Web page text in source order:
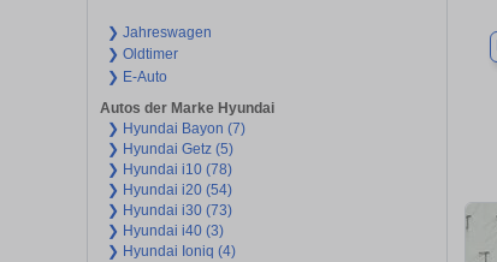
❯ Jahreswagen
❯ Oldtimer
❯ E-Auto
Autos der Marke Hyundai
❯ Hyundai Bayon (7)
❯ Hyundai Getz (5)
❯ Hyundai i10 (78)
❯ Hyundai i20 (54)
❯ Hyundai i30 (73)
❯ Hyundai i40 (3)
❯ Hyundai Ioniq (4)